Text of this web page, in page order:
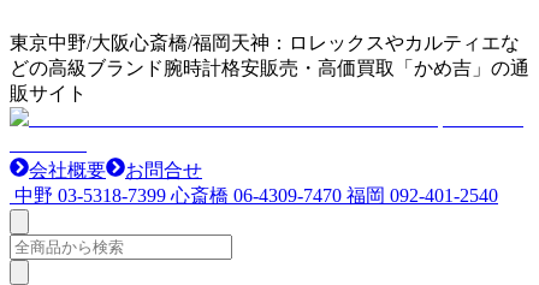
東京中野/大阪心斎橋/福岡天神：ロレックスやカルティエな
どの高級ブランド腕時計格安販売・高価買取「かめ吉」の通
販サイト
会社概要
お問合せ
中野 03-5318-7399 心斎橋 06-4309-7470 福岡 092-401-2540